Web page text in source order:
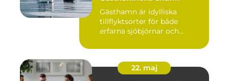
Gästhamn är idylliska
tillflyktsorter för både
erfarna sjöbjörnar och...
22. maj